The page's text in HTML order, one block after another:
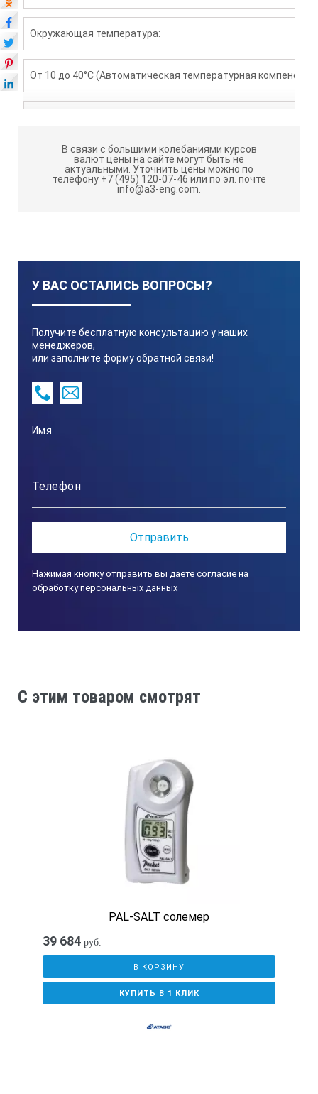
Окружающая температура:
От 10 до 40°C (Автоматическая температурная
5.5*3.1*10.9 см, 100 гр
Класс защиты:
IP65, защита от влаги и пыли
В связи с большими колебаниями курсов
валют цены на сайте могут быть не
актуальными. Уточнить цены можно по
телефону +7 (495) 120-07-46 или по эл. почте
info@a3-eng.com.
У ВАС ОСТАЛИСЬ ВОПРОСЫ?
Получите бесплатную консультацию у наших
менеджеров,
или заполните форму обратной связи!
Нажимая кнопку отправить вы даете согласие на
обработку персональных данных
C этим товаром смотрят
PAL-SALT солемер
39 684 руб.
В КОРЗИНУ
КУПИТЬ В 1 КЛИК